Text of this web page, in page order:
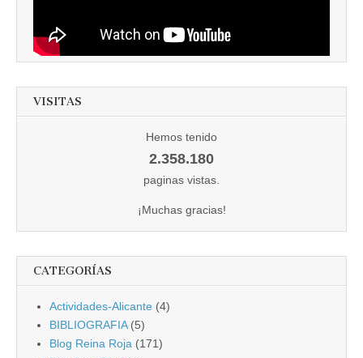
VISITAS
Hemos tenido
2.358.180
paginas vistas.
¡Muchas gracias!
CATEGORÍAS
Actividades-Alicante (4)
BIBLIOGRAFIA(5)
Blog Reina Roja (171)